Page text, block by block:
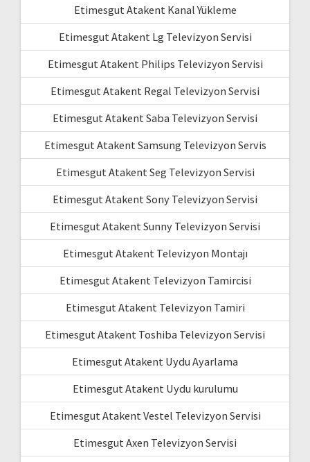
Etimesgut Atakent Kanal Yükleme
Etimesgut Atakent Lg Televizyon Servisi
Etimesgut Atakent Philips Televizyon Servisi
Etimesgut Atakent Regal Televizyon Servisi
Etimesgut Atakent Saba Televizyon Servisi
Etimesgut Atakent Samsung Televizyon Servis
Etimesgut Atakent Seg Televizyon Servisi
Etimesgut Atakent Sony Televizyon Servisi
Etimesgut Atakent Sunny Televizyon Servisi
Etimesgut Atakent Televizyon Montajı
Etimesgut Atakent Televizyon Tamircisi
Etimesgut Atakent Televizyon Tamiri
Etimesgut Atakent Toshiba Televizyon Servisi
Etimesgut Atakent Uydu Ayarlama
Etimesgut Atakent Uydu kurulumu
Etimesgut Atakent Vestel Televizyon Servisi
Etimesgut Axen Televizyon Servisi